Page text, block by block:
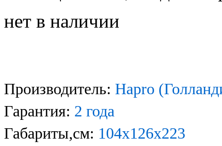
нет в наличии
Производитель: Hapro
Гарантия: 2 года
Габариты,см: 104х126х223